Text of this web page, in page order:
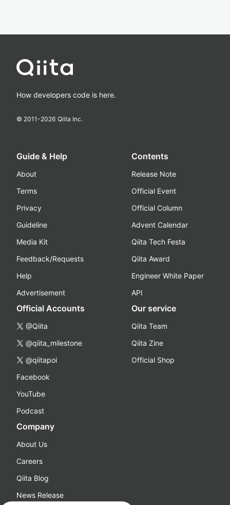
How developers code is here.
© 2011-2026 Qiita Inc.
Guide & Help
About
Terms
Privacy
Guideline
Media Kit
Feedback/Requests
Help
Advertisement
Contents
Release Note
Official Event
Official Column
Advent Calendar
Qiita Tech Festa
Qiita Award
Engineer White Paper
API
Official Accounts
@Qiita
@qiita_milestone
@qiitapoi
Facebook
YouTube
Podcast
Our service
Qiita Team
Qiita Zine
Official Shop
Company
About Us
Careers
Qiita Blog
News Release